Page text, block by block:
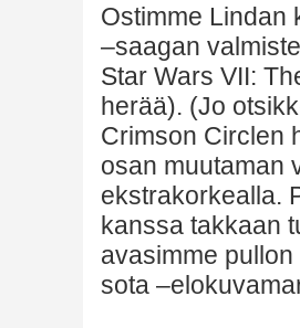
Ostimme Lindan
–saagan
Star Wars VII:
herää). (Jo
Crimson Circlen
osan muutaman
ekstrakorkealla.
kanssa takkaan
avasimme
sota